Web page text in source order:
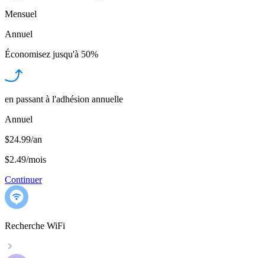
Mensuel
Annuel
Économisez jusqu'à 50%
en passant à l'adhésion annuelle
Annuel
$24.99/an
$2.49/mois
Continuer
Recherche WiFi